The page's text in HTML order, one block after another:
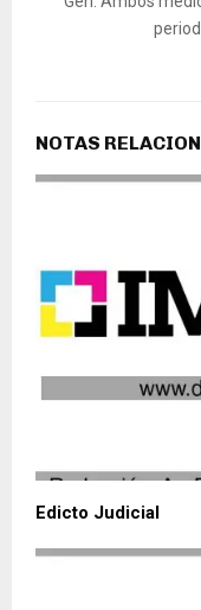
NOTAS
Edicto Judicial